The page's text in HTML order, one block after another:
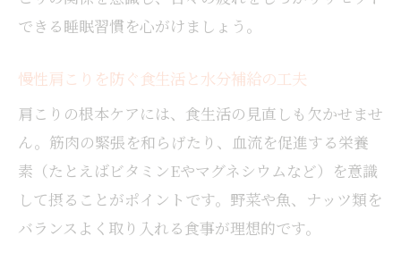
できる睡眠習慣を心がけましょう。
慢性肩こりを防ぐ食生活と水分補給の工夫
肩こりの根本ケアには、食生活の見直しも欠かせませ
ん。筋肉の緊張を和らげたり、血流を促進する栄養
素（たとえばビタミンEやマグネシウムなど）を意識
して摂ることがポイントです。野菜や魚、ナッツ類を
バランスよく取り入れる食事が理想的です。